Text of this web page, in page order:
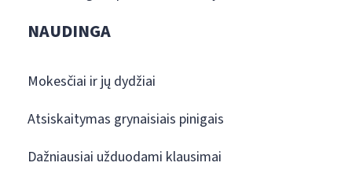
NAUDINGA
Mokesčiai ir jų dydžiai
Atsiskaitymas grynaisiais pinigais
Dažniausiai užduodami klausimai